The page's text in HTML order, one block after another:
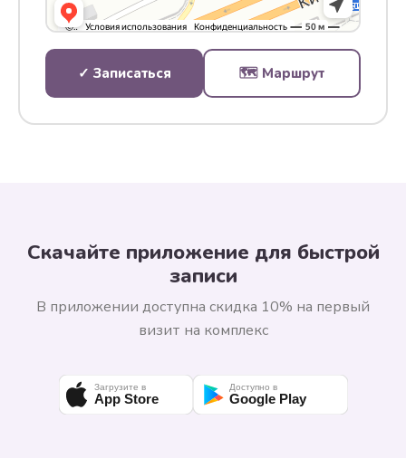
✓ Записаться 🗺 Маршрут
Скачайте приложение для быстрой
записи
В приложении доступна скидка 10% на первый
визит на комплекс
Загрузите в
App Store
Доступно в
Google Play